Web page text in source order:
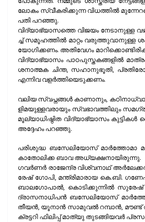
ലോ​കം സ്വീ​ക​രി​ക്കു​ന്ന വി​ധ​ത്തി​ൽ
പ​തി പ​റ​ഞ്ഞു.
വി​ദ്യാ​ഭ്യാ​സ​ത്തെ വി​ജ​യം നേ​ടാ​നു​ള്ള
ച്ച് സ​മൂ​ഹ​ത്തി​ൽ മാ​റ്റം വ​രു​ത്തു​വാ​നു​ള്ള
യോ​ഗി​ക്ക​ണം. അ​തി​വേ​ഗം
വി​ദ്യാ​ഭ്യാ​സം പാ​ഠ​പു​സ്ത​ക​ങ്ങ​ളി​ൽ
ശ​നാ​ത്മ​ക ചി​ന്ത, സ​ഹാ​നു​ഭൂ​തി,
എ​ന്നി​വ വ​ള​ർ​ത്തി​യെ​ടു​ക്ക​ണം.
വ​ലി​യ സ്വ​പ്ന​ങ്ങ​ൾ കാ​ണാ​നും,
ളി​മ​യു​ള്ള​വ​രാ​യും സ്വ​ഭാ​വ​ത്തി​ലും
മൂ​ല്യാ​ധി​ഷ്ഠി​ത വി​ദ്യാ​ഭ്യാ​സം കു​ട്ടി​ക​ൾ
അ​ദ്ദേ​ഹം പ​റ​ഞ്ഞു.
പരിശുദ്ധ ബ​സേ​ലി​യോ​സ്‌
കാ​തോ​ലി​ക്ക ബാ​വ അ​ധ്യ​ക്ഷ​നാ​യി​രു​ന്നു.
ഗ​വ​ർ​ണ​ർ രാ​ജേ​ന്ദ്ര വി​ശ്വ​നാ​ഥ്
രേ​ഷ് ഗോ​പി, മ​ന്ത്രി​മാ​രാ​യ കെ.ബി.
ബാ​ല​ഗോ​പാ​ൽ, കൊ​ടി​ക്കു​ന്നി​ൽ സു​രേ​ഷ്
ദ്രാ​സ​നാ​ധി​പ​ൻ ബ​സേ​ലി​യോ​സ്
തീ​യ​ൻ, യൂ​നാ​ൻ സാ​മു​വ​ൽ റ​മ്പാ​ൻ,
ക്ര​ട്ട​റി ഫി​ലി​പ്പ് മാ​ത്യു തു​ട​ങ്ങി​യ​വ​ർ